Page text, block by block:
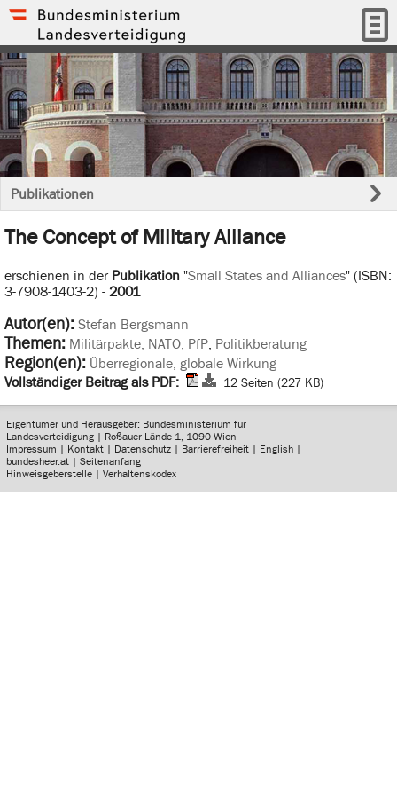
Publikationen
The Concept of Military Alliance
erschienen in der Publikation"Small States and Alliances" (ISBN:
3-7908-1403-2) - 2001
Autor(en): Stefan Bergsmann
Themen: Militärpakte, NATO, PfP, Politikberatung
Region(en): Überregionale, globale Wirkung
Vollständiger Beitrag als PDF:
12 Seiten (227 KB)
Eigentümer und Herausgeber: Bundesministerium für
Landesverteidigung | Roßauer Lände 1, 1090 Wien
Impressum | Kontakt | Datenschutz | Barrierefreiheit | English |
bundesheer.at |Seitenanfang
Hinweisgeberstelle |Verhaltenskodex